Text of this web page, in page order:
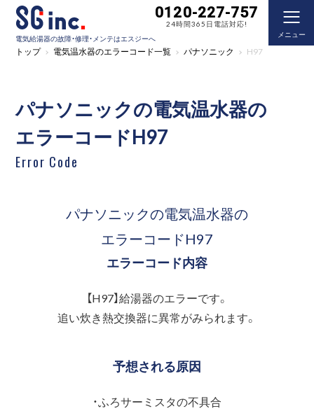
電気給湯器の故障・修理・メンテはエスジーへ
0120-227-757
24時間365日電話対応!
メニュー
トップ 電気温水器のエラーコード一覧 パナソニック H97
パナソニックの電気温水器の
エラーコードH97
Error Code
パナソニックの電気温水器の
エラーコードH97
エラーコード内容
【H97】給湯器のエラーです。
追い炊き熱交換器に異常がみられます。
予想される原因
・ふろサーミスタの不具合